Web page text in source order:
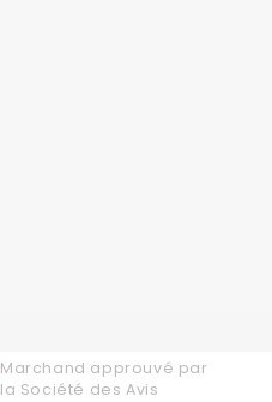
Marchand approuvé par
la Société des Avis